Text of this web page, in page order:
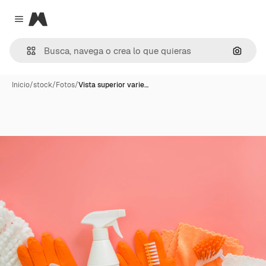
Close menu
Magnific
Inicio/stock/Fotos/Vista superior varie…